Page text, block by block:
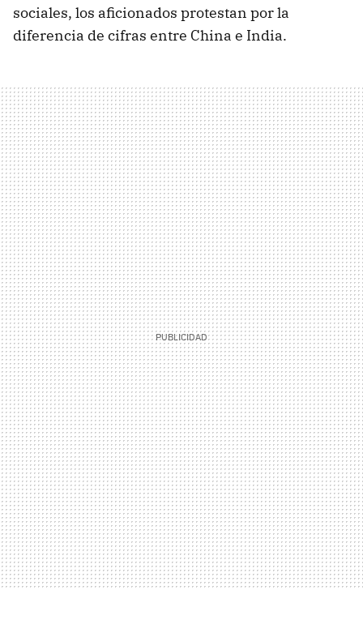
sociales, los aficionados protestan por la
diferencia de cifras entre China e India.